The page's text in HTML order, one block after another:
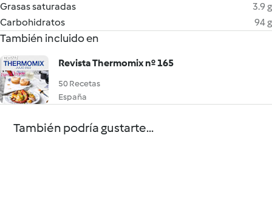
Grasas saturadas
3.9 g
Carbohidratos
94 g
También incluido en
Revista Thermomix nº 165
50 Recetas
España
También podría gustarte...